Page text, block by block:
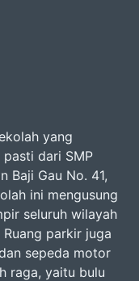
yang
dari SMP
Baji Gau No. 41,
ini mengusung
seluruh wilayah
parkir juga
sepeda motor
raga, yaitu bulu